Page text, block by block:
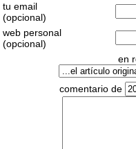
tu email
(opcional)
web personal
(opcional)
en
comentario de